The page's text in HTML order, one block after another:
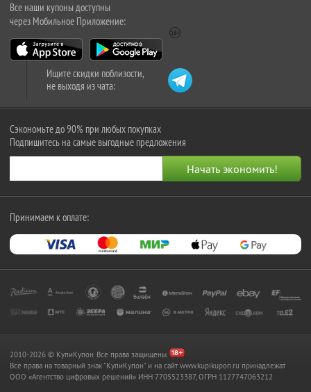
Все наши купоны доступны
через Мобильное Приложение:
Ищите скидки поблизости,
не выходя из чата:
Сэкономьте до 90% при любых покупках
Подпишитесь на самые выгодные предложения
Принимаем к оплате:
2010-2026 © КупиКупон. Все права защищены.
Все права на товарный знак "КупиКупон" и на сайт www.kupikupon.ru принадлежат
OOO «Агентство цифровых решений» ИНН 7705523387, ОГРН 1127747063212